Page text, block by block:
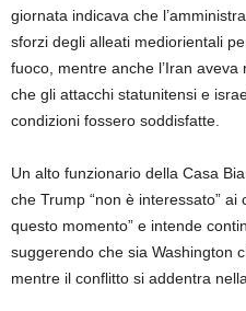
giornata indicava che
sforzi degli alleati mediorientali
fuoco, mentre anche l’Iran
che gli attacchi statunitensi e
condizioni fossero soddisfatte.
Un alto funzionario della Casa
che Trump “non è interessato” ai
questo momento” e intende
suggerendo che sia Washington
mentre il conflitto si addentra